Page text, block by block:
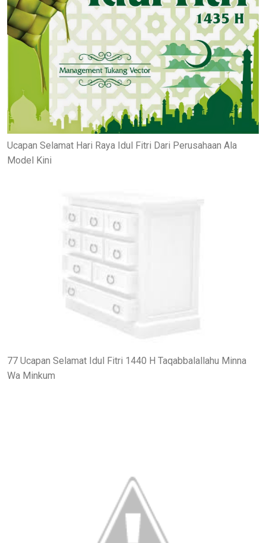
Ucapan Selamat Hari Raya Idul Fitri Dari Perusahaan Ala
Model Kini
77 Ucapan Selamat Idul Fitri 1440 H Taqabbalallahu Minna
Wa Minkum